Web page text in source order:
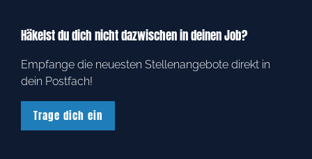
Häkelst du dich nicht dazwischen in deinen Job?
Empfange die neuesten Stellenangebote direkt in
dein Postfach!
Trage dich ein